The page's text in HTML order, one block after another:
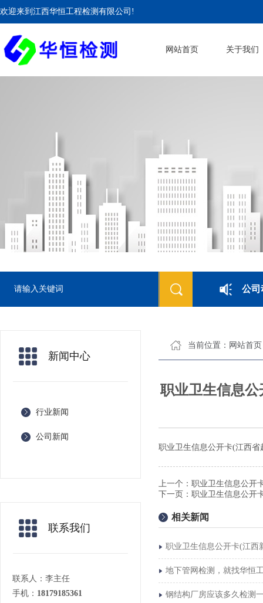
欢迎来到江西华恒工程检测有限公司!
网站首页 关于我们
公司
新闻中心
行业新闻
公司新闻
联系我们
联系人：李主任
手机： 18179185361
当前位置： 网站首页
职业卫生信息
职业卫生信息公开卡(江西
上一个： 职业卫生信息公开
下一页： 职业卫生信息公开
相关新闻
职业卫生信息公开卡(江西
地下管网检测，就找华恒
钢结构厂房应该多久检测